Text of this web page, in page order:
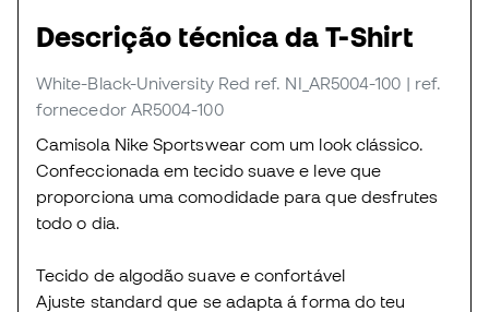
Descrição técnica da T-Shirt
White-Black-University Red ref. NI_AR5004-100 | ref.
fornecedor AR5004-100
Camisola Nike Sportswear com um look clássico.
Confeccionada em tecido suave e leve que
proporciona uma comodidade para que desfrutes
todo o dia.
Tecido de algodão suave e confortável
Ajuste standard que se adapta á forma do teu